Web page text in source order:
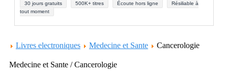
30 jours gratuits 500K+ titres Écoute hors ligne
Résiliable à
tout moment
Livres electroniques Medecine et Sante Cancerologie
Medecine et Sante / Cancerologie